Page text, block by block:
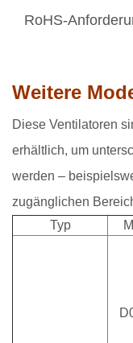
RoHS-
Weitere
Diese Ventilatoren
erhältlich, um
werden –
zugänglichen
Typ